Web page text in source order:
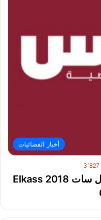
أخبار الفضائيات
3٬827
تردد قنوات الكاس على النايل سات 2018 Elkass